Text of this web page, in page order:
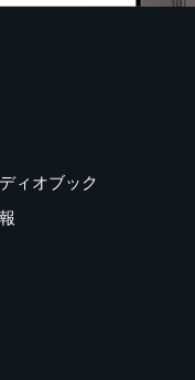
ィオブック